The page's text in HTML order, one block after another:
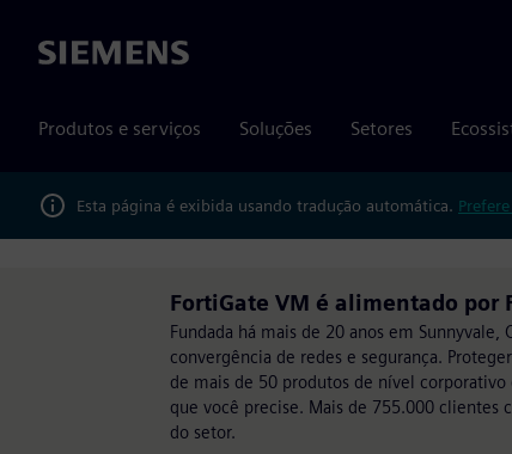
Siemens
Produtos e serviços Soluções Setores
Esta página é exibida usando tradução automática.
FortiGate VM é alimentado por
Fundada há mais de 20 anos em
convergência de redes e segurança.
de mais de 50 produtos de nível
que você precise. Mais de 755.000 clientes
do setor.